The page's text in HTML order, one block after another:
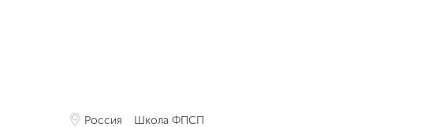
Россия Школа ФПСП